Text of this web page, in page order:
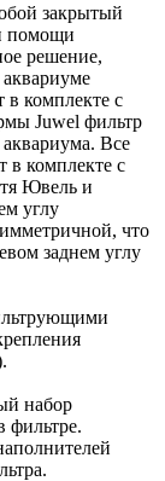
закрытый
помощи
решение,
аквариуме
в комплекте с
Juwel фильтр
аквариума. Все
в комплекте с
Ювель и
углу
что
заднем углу
набор
фильтре.